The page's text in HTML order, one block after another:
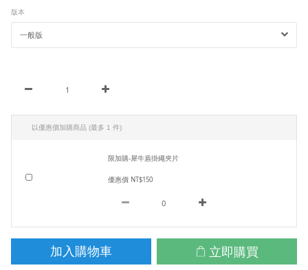
版本
以優惠價加購商品 (最多 1 件)
限加購-犀牛盾掛繩夾片
優惠價 NT$150
加入購物車 立即購買